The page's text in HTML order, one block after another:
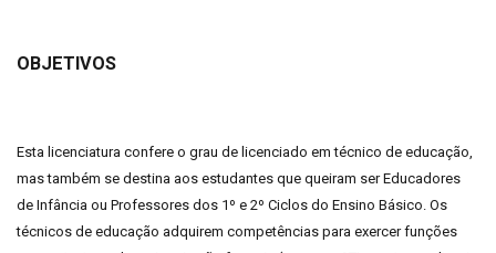
OBJETIVOS
Esta licenciatura confere o grau de licenciado em técnico de educação,
mas também se destina aos estudantes que queiram ser Educadores
de Infância ou Professores dos 1º e 2º Ciclos do Ensino Básico. Os
técnicos de educação adquirem competências para exercer funções